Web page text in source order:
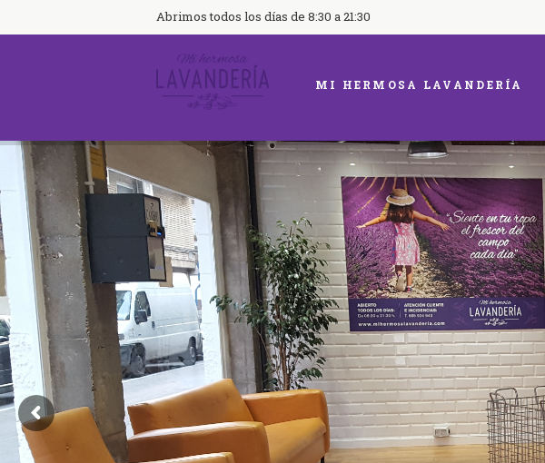
Abrimos todos los días de 8:30 a 21:30
MI HERMOSA LAVANDERÍA